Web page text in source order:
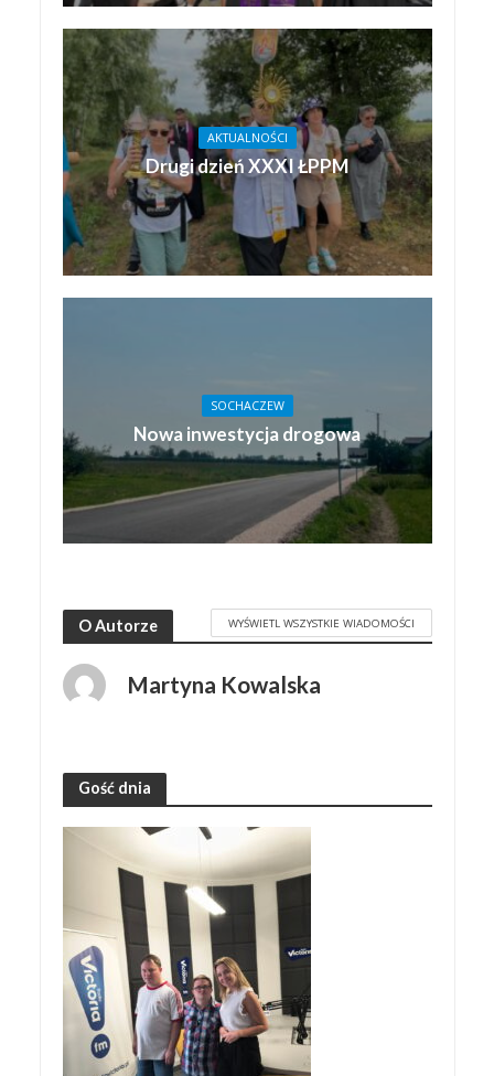
AKTUALNOŚCI
Drugi dzień XXXI ŁPPM
SOCHACZEW
Nowa inwestycja drogowa
O Autorze WYŚWIETL WSZYSTKIE WIADOMOŚCI
Martyna Kowalska
Gość dnia